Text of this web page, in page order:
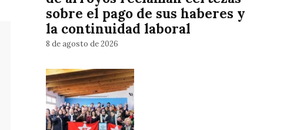
sobre el pago de sus haberes y
la continuidad laboral
8 de agosto de 2026